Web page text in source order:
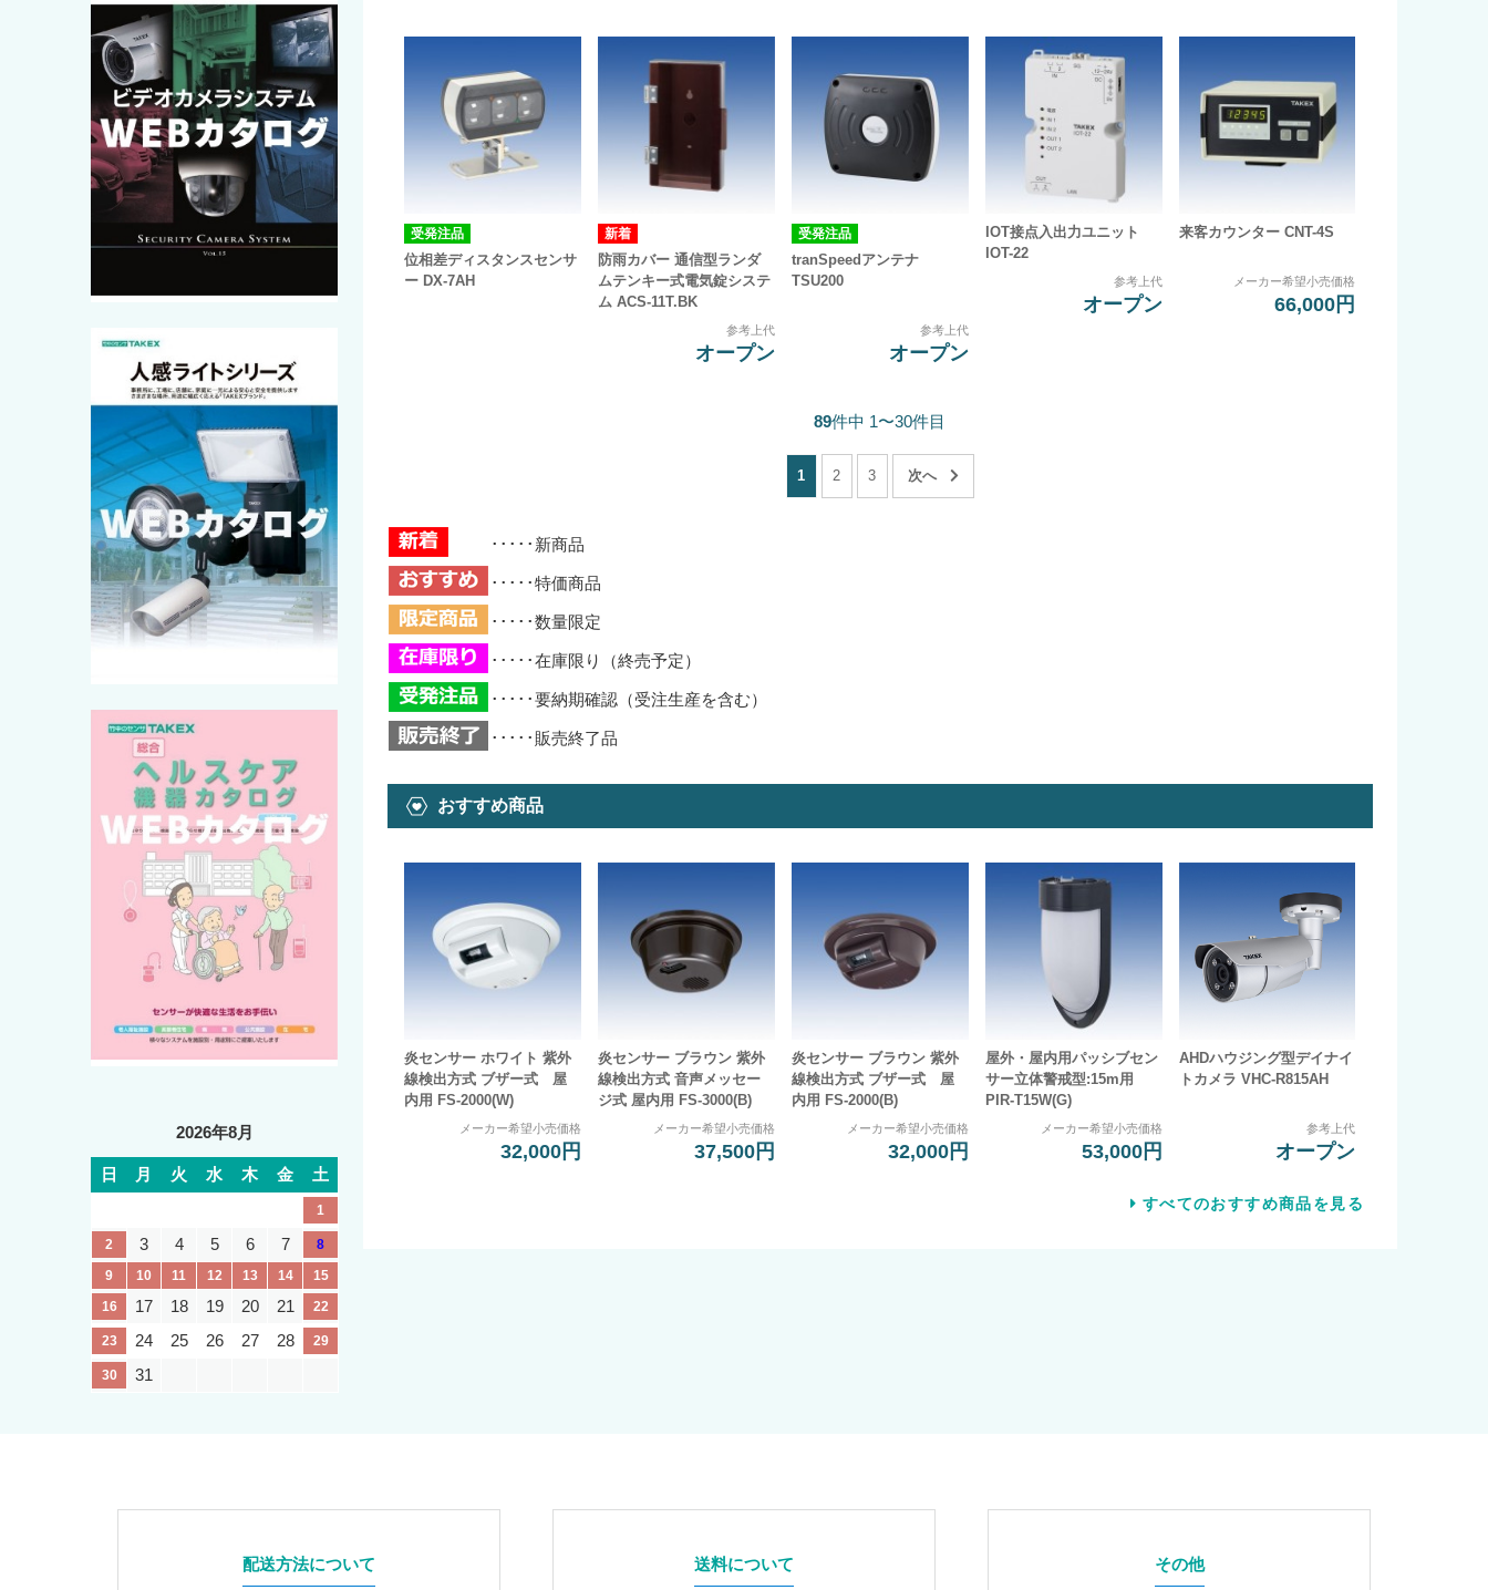
受発注品
位相差ディスタンスセンサ
ー DX-7AH
防雨カバー 通信型ランダ
ムテンキー式電気錠システ
ム ACS-11T.BK
参考上代
オープン
受発注品
tranSpeedアンテナ
TSU200
参考上代
オープン
IOT接点入出力ユニット
IOT-22
参考上代
オープン
来客カウンター CNT-4S
メーカー希望小売価格
66,000円
89件中 1〜30件目
1 2 3
･････新商品
･････特価商品
･････数量限定
･････在庫限り（終売予定）
･････要納期確認（受注生産を含む）
･････販売終了品
おすすめ商品
炎センサー ホワイト 紫外
線検出方式 ブザー式 屋
内用 FS-2000(W)
メーカー希望小売価格
32,000円
炎センサー ブラウン 紫外
線検出方式 音声メッセー
ジ式 屋内用 FS-3000(B)
メーカー希望小売価格
37,500円
炎センサー ブラウン 紫外
線検出方式 ブザー式 屋
内用 FS-2000(B)
メーカー希望小売価格
32,000円
屋外・屋内用パッシブセン
サー立体警戒型:15m用
PIR-T15W(G)
メーカー希望小売価格
53,000円
AHDハウジング型デイナイ
トカメラ VHC-R815AH
参考上代
オープン
すべてのおすすめ商品を見る
2026年8月
日 月 火 水 木 金 土
1
2 3 4 5 6 7
8
9
10 11 12 13 14
15
16
17 18 19 20 21 22
23 24 25 26 27 28 29
30 31
配送方法について 送料について その他